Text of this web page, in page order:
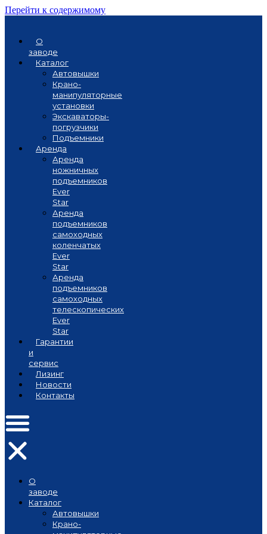
Перейти к содержимому
О
заводе
Каталог
Автовышки
Крано-
манипуляторные
установки
Экскаваторы-
погрузчики
Подъемники
Аренда
Аренда
ножничных
подъемников
Ever
Star
Аренда
подъемников
самоходных
коленчатых
Ever
Star
Аренда
подъемников
самоходных
телескопических
Ever
Star
Гарантии
и
сервис
Лизинг
Новости
Контакты
О
заводе
Каталог
Автовышки
Крано-